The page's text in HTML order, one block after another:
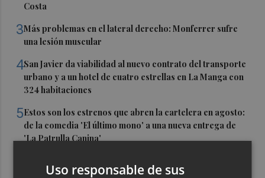
Costa
3Más problemas en el lateral derecho: Monferrer sufre
una lesión muscular
4San Javier da viabilidad al nuevo contrato del transporte
urbano y a un hotel de cuatro estrellas en La Manga con
324 habitaciones
5Estos son los estrenos que abren la cartelera en agosto:
de la comedia 'El último mono' a una nueva entrega de
'La Patrulla Canina'
Uso responsable de sus